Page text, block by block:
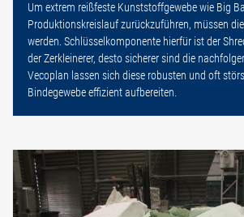
Um extrem reißfeste Kunststoffgewebe wie Big
Produktionskreislauf zurückzuführen, müssen
werden. Schlüsselkomponente hierfür ist der
der Zerkleinerer, desto sicherer sind die
Vecoplan lassen sich diese robusten und oft
Bindegewebe effizient aufbereiten.